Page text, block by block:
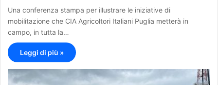
Una conferenza stampa per illustrare le iniziative di
mobilitazione che CIA Agricoltori Italiani Puglia metterà in
campo, in tutta la…
Leggi di più »